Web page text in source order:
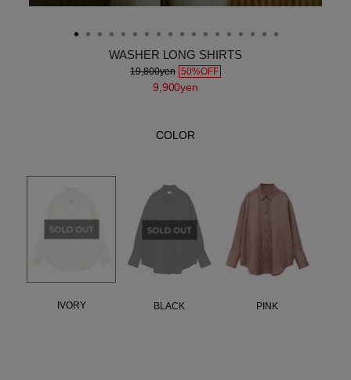
WASHER LONG SHIRTS
19,800yen 50%OFF
9,900yen
COLOR
IVORY BLACK PINK